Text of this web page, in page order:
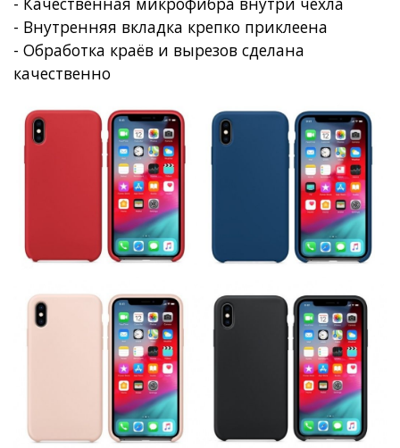
- Внутренняя вкладка крепко приклеена
- Обработка краёв и вырезов сделана
качественно